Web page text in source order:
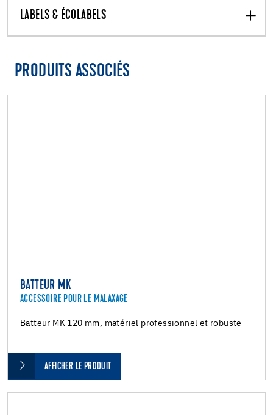
LABELS & ÉCOLABELS
PRODUITS ASSOCIÉS
BATTEUR MK
ACCESSOIRE POUR LE MALAXAGE
Batteur MK 120 mm, matériel professionnel et robuste
AFFICHER LE PRODUIT